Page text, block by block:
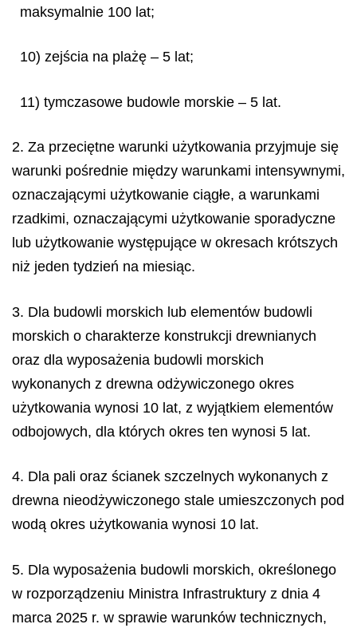
maksymalnie 100 lat;
10) zejścia na plażę – 5 lat;
11) tymczasowe budowle morskie – 5 lat.
2. Za przeciętne warunki użytkowania przyjmuje się
warunki pośrednie między warunkami intensywnymi,
oznaczającymi użytkowanie ciągłe, a warunkami
rzadkimi, oznaczającymi użytkowanie sporadyczne
lub użytkowanie występujące w okresach krótszych
niż jeden tydzień na miesiąc.
3. Dla budowli morskich lub elementów budowli
morskich o charakterze konstrukcji drewnianych
oraz dla wyposażenia budowli morskich
wykonanych z drewna odżywiczonego okres
użytkowania wynosi 10 lat, z wyjątkiem elementów
odbojowych, dla których okres ten wynosi 5 lat.
4. Dla pali oraz ścianek szczelnych wykonanych z
drewna nieodżywiczonego stale umieszczonych pod
wodą okres użytkowania wynosi 10 lat.
5. Dla wyposażenia budowli morskich, określonego
w rozporządzeniu Ministra Infrastruktury z dnia 4
marca 2025 r. w sprawie warunków technicznych,